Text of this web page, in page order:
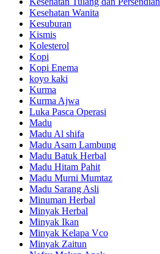
Kesehatan Wanita
Kesuburan
Kismis
Kolesterol
Kopi
Kopi Enema
koyo kaki
Kurma
Kurma Ajwa
Luka Pasca Operasi
Madu
Madu Al shifa
Madu Asam Lambung
Madu Batuk Herbal
Madu Hitam Pahit
Madu Murni Mumtaz
Madu Sarang Asli
Minuman Herbal
Minyak Herbal
Minyak Ikan
Minyak Kelapa Vco
Minyak Zaitun